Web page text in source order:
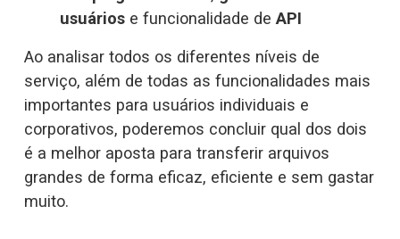
usuários e funcionalidade de API
Ao analisar todos os diferentes níveis de
serviço, além de todas as funcionalidades mais
importantes para usuários individuais e
corporativos, poderemos concluir qual dos dois
é a melhor aposta para transferir arquivos
grandes de forma eficaz, eficiente e sem gastar
muito.